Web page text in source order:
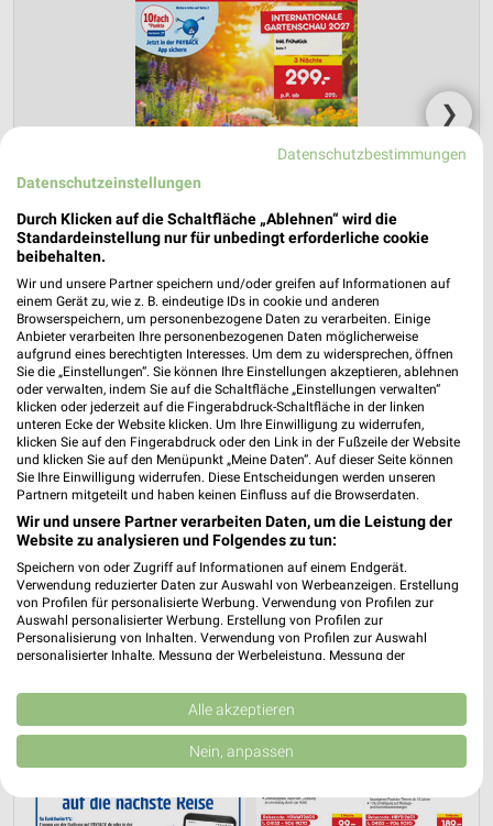
❯
Netto Marken-Discount Prospekt für
Gotha ab Do. den 30.07.
Reisemagazin August 2026
Gültig von 30. Jul. bis 31. Aug.
📅 Kalendereintrag erstellen
PROSPEKT BLÄTTERN
URLAUB & REISEN
Datenschutzbestimmungen
Datenschutzeinstellungen
Durch Klicken auf die Schaltfläche „Ablehnen“ wird die
Standardeinstellung nur für unbedingt erforderliche cookie
beibehalten.
Wir und unsere Partner speichern und/oder greifen auf Informationen auf
einem Gerät zu, wie z. B. eindeutige IDs in cookie und anderen
Browserspeichern, um personenbezogene Daten zu verarbeiten. Einige
Anbieter verarbeiten Ihre personenbezogenen Daten möglicherweise
aufgrund eines berechtigten Interesses. Um dem zu widersprechen, öffnen
Sie die „Einstellungen“. Sie können Ihre Einstellungen akzeptieren, ablehnen
oder verwalten, indem Sie auf die Schaltfläche „Einstellungen verwalten“
klicken oder jederzeit auf die Fingerabdruck-Schaltfläche in der linken
unteren Ecke der Website klicken. Um Ihre Einwilligung zu widerrufen,
klicken Sie auf den Fingerabdruck oder den Link in der Fußzeile der Website
und klicken Sie auf den Menüpunkt „Meine Daten“. Auf dieser Seite können
Sie Ihre Einwilligung widerrufen. Diese Entscheidungen werden unseren
Partnern mitgeteilt und haben keinen Einfluss auf die Browserdaten.
Wir und unsere Partner verarbeiten Daten, um die Leistung der
Website zu analysieren und Folgendes zu tun:
Speichern von oder Zugriff auf Informationen auf einem Endgerät.
Verwendung reduzierter Daten zur Auswahl von Werbeanzeigen. Erstellung
von Profilen für personalisierte Werbung. Verwendung von Profilen zur
Auswahl personalisierter Werbung. Erstellung von Profilen zur
Personalisierung von Inhalten. Verwendung von Profilen zur Auswahl
personalisierter Inhalte. Messung der Werbeleistung. Messung der
Kombinationen von Daten aus verschiedenen Quellen. Entwicklung und
Verbesserung der Angebote. Verwendung reduzierter Daten zur Auswahl
von Inhalten.
Daten können außerhalb der Europäischen Union weitergegeben und in die
USA gesendet werden.
Website/App.
Alle akzeptieren
Nein, anpassen